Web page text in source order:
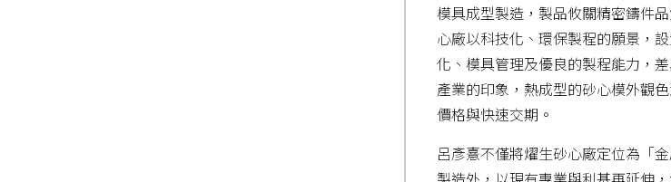
模具成型製造，製品攸關精密鑄件
心廠以科技化、環保製程的願景，
化、模具管理及優良的製程能力，
產業的印象，熱成型的砂心模外觀
價格與快速交期。
呂彥憙不僅將燿生砂心廠定位為「